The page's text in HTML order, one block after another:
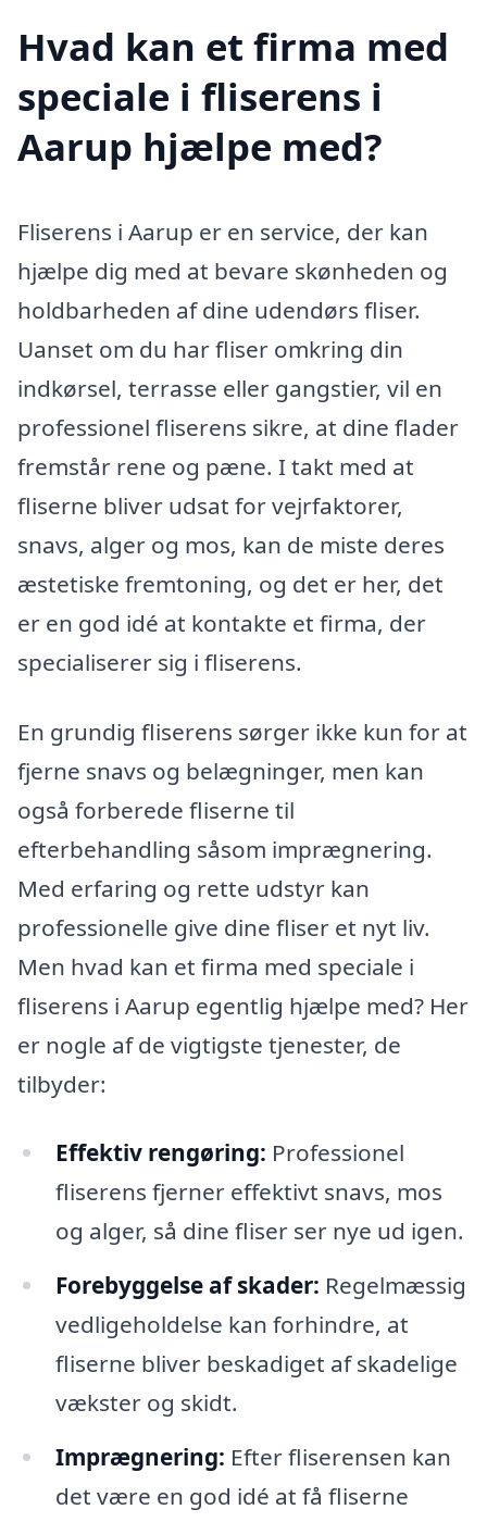
Hvad kan et firma med
speciale i fliserens i
Aarup hjælpe med?
Fliserens i Aarup er en service, der kan
hjælpe dig med at bevare skønheden og
holdbarheden af dine udendørs fliser.
Uanset om du har fliser omkring din
indkørsel, terrasse eller gangstier, vil en
professionel fliserens sikre, at dine flader
fremstår rene og pæne. I takt med at
fliserne bliver udsat for vejrfaktorer,
snavs, alger og mos, kan de miste deres
æstetiske fremtoning, og det er her, det
er en god idé at kontakte et firma, der
specialiserer sig i fliserens.
En grundig fliserens sørger ikke kun for at
fjerne snavs og belægninger, men kan
også forberede fliserne til
efterbehandling såsom imprægnering.
Med erfaring og rette udstyr kan
professionelle give dine fliser et nyt liv.
Men hvad kan et firma med speciale i
fliserens i Aarup egentlig hjælpe med? Her
er nogle af de vigtigste tjenester, de
tilbyder:
Effektiv rengøring: Professionel
fliserens fjerner effektivt snavs, mos
og alger, så dine fliser ser nye ud igen.
Forebyggelse af skader: Regelmæssig
vedligeholdelse kan forhindre, at
fliserne bliver beskadiget af skadelige
vækster og skidt.
Imprægnering: Efter fliserensen kan
det være en god idé at få fliserne